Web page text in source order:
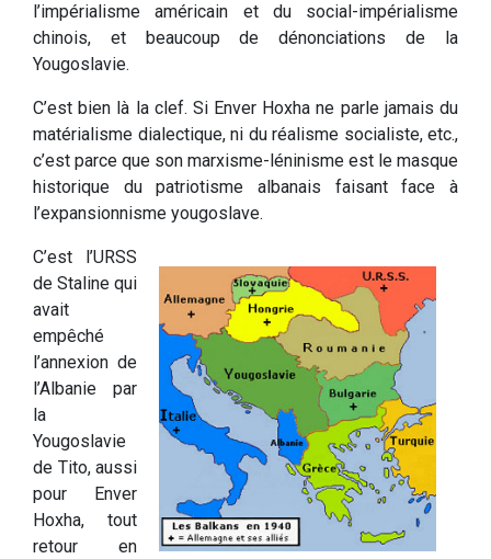
l’impérialisme américain et du social-impérialisme
chinois, et beaucoup de dénonciations de la
Yougoslavie.
C’est bien là la clef. Si Enver Hoxha ne parle jamais du
matérialisme dialectique, ni du réalisme socialiste, etc.,
c’est parce que son marxisme-léninisme est le masque
historique du patriotisme albanais faisant face à
l’expansionnisme yougoslave.
C’est l’URSS
de Staline qui
avait
empêché
l’annexion de
l’Albanie par
la
Yougoslavie
de Tito, aussi
pour Enver
Hoxha, tout
retour en